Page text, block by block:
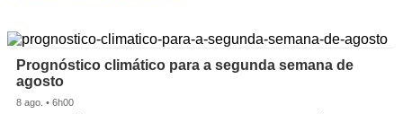
Prognóstico climático para a segunda semana de
agosto
8 ago. • 6h00